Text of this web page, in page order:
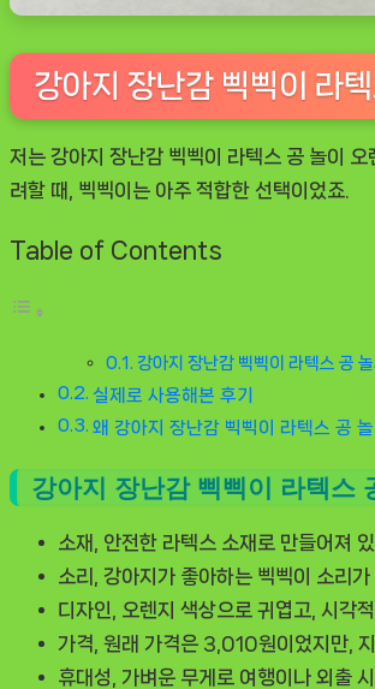
강아지 장난감 삑삑이 라
저는 강아지 장난감 삑삑이 라텍스 공 놀이 오
려할 때, 삑삑이는 아주 적합한 선택이었죠.
Table of Contents
강아지 장난감 삑삑이 라텍스 공
실제로 사용해본 후기
왜 강아지 장난감 삑삑이 라텍스 공
강아지 장난감 삑삑이 라텍스
소재
, 안전한 라텍스 소재로 만들어져
소리
, 강아지가 좋아하는 삑삑이 소리
디자인
, 오렌지 색상으로 귀엽고, 시각
가격 , 원래 가격은 3,010원이었지만,
휴대성 , 가벼운 무게로 여행이나 외출